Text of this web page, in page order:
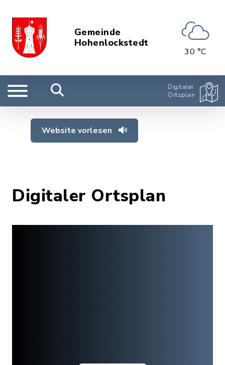
Gemeinde
Hohenlockstedt
30 °C
Digitaler
Ortsplan
Website vorlesen
Digitaler Ortsplan